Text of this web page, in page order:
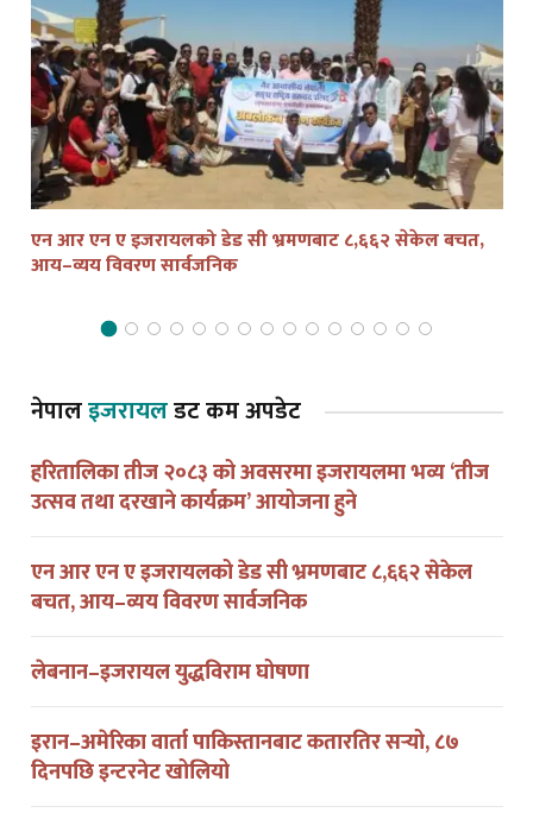
एन आर एन ए इजरायलको डेड सी भ्रमणबाट ८,६६२ सेकेल बचत,
आय–व्यय विवरण सार्वजनिक
नेपालइजरायलडट कम अपडेट
हरितालिका तीज २०८३ को अवसरमा इजरायलमा भव्य ‘तीज
उत्सव तथा दरखाने कार्यक्रम’ आयोजना हुने
एन आर एन ए इजरायलको डेड सी भ्रमणबाट ८,६६२ सेकेल
बचत, आय–व्यय विवरण सार्वजनिक
लेबनान–इजरायल युद्धविराम घोषणा
इरान–अमेरिका वार्ता पाकिस्तानबाट कतारतिर सर्‍यो, ८७
दिनपछि इन्टरनेट खोलियो